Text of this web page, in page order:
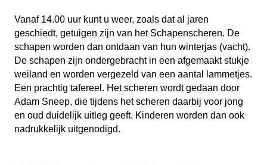
Vanaf 14.00 uur kunt u weer, zoals dat al jaren
geschiedt, getuigen zijn van het Schapenscheren. De
schapen worden dan ontdaan van hun winterjas (vacht).
De schapen zijn ondergebracht in een afgemaakt stukje
weiland en worden vergezeld van een aantal lammetjes.
Een prachtig tafereel. Het scheren wordt gedaan door
Adam Sneep, die tijdens het scheren daarbij voor jong
en oud duidelijk uitleg geeft. Kinderen worden dan ook
nadrukkelijk uitgenodigd.